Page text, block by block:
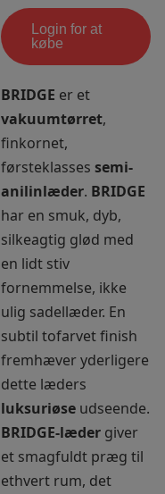
Login for at
købe
BRIDGE er et
vakuumtørret,
finkornet,
førsteklasses semi-
anilinlæder. BRIDGE
har en smuk, dyb,
silkeagtig glød med
en lidt stiv
fornemmelse, ikke
ulig sadellæder. En
subtil tofarvet finish
fremhæver yderligere
dette læders
luksuriøse udseende.
BRIDGE-læder giver
et smagfuldt præg til
ethvert rum, det